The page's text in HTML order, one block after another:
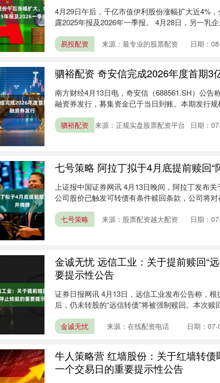
4月29日午后，千亿市值伊利股份涨幅扩大近4%
露2025年报及2026年一季报。 4月28日，另一乳
易投配资 来源：最专业的股票配资 日期：
驷裕配资 奇安信完成2026年度首期3
南方财经4月13日电，奇安信（688561.SH）公告
融资券发行，募集资金已于当日到账。本期发行
驷裕配资 来源：正规实盘股票配资平台 日期：
七号策略 阿拉丁拟于4月底提前赎回“
上证报中国证券网讯 4月13日晚间，阿拉丁发布
公司股价已触发可转债有条件赎回条款，公司将
七号策略 来源：股票配资越大配资 日期：
金诚无忧 远信工业：关于提前赎回“
要提示性公告
证券日报网讯 4月13日，远信工业发布公告称，
后，仍未转股的“远信转债”将被强制赎回。本次赎
金诚无忧 来源：在线配资电话 日期：07-
牛人策略营 红墙股份：关于红墙转
一个交易日的重要提示性公告